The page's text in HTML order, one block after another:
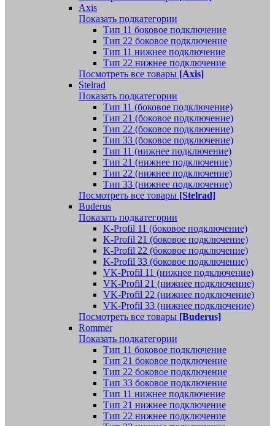
Axis
Показать подкатегории
Тип 11 боковое подключение
Тип 22 боковое подключение
Тип 11 нижнее подключение
Тип 22 нижнее подключение
Посмотреть все товары [Axis]
Stelrad
Показать подкатегории
Tип 11 (боковое подключение)
Тип 21 (боковое подключение)
Тип 22 (боковое подключение)
Тип 33 (боковое подключение)
Тип 11 (нижнее подключение)
Тип 21 (нижнее подключение)
Тип 22 (нижнее подключение)
Тип 33 (нижнее подключение)
Посмотреть все товары [Stelrad]
Buderus
Показать подкатегории
K-Profil 11 (боковое подключение)
K-Profil 21 (боковое подключение)
K-Profil 22 (боковое подключение)
K-Profil 33 (боковое подключение)
VK-Profil 11 (нижнее подключение)
VK-Profil 21 (нижнее подключение)
VK-Profil 22 (нижнее подключение)
VK-Profil 33 (нижнее подключение)
Посмотреть все товары [Buderus]
Rommer
Показать подкатегории
Тип 11 боковое подключение
Тип 21 боковое подключение
Тип 22 боковое подключение
Тип 33 боковое подключение
Тип 11 нижнее подключение
Тип 21 нижнее подключение
Тип 22 нижнее подключение